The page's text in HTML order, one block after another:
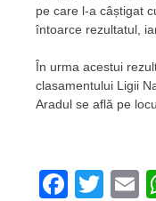
pe care l-a câștigat
întoarce rezultatul,
În urma acestui
clasamentului Ligii
Aradul se află pe